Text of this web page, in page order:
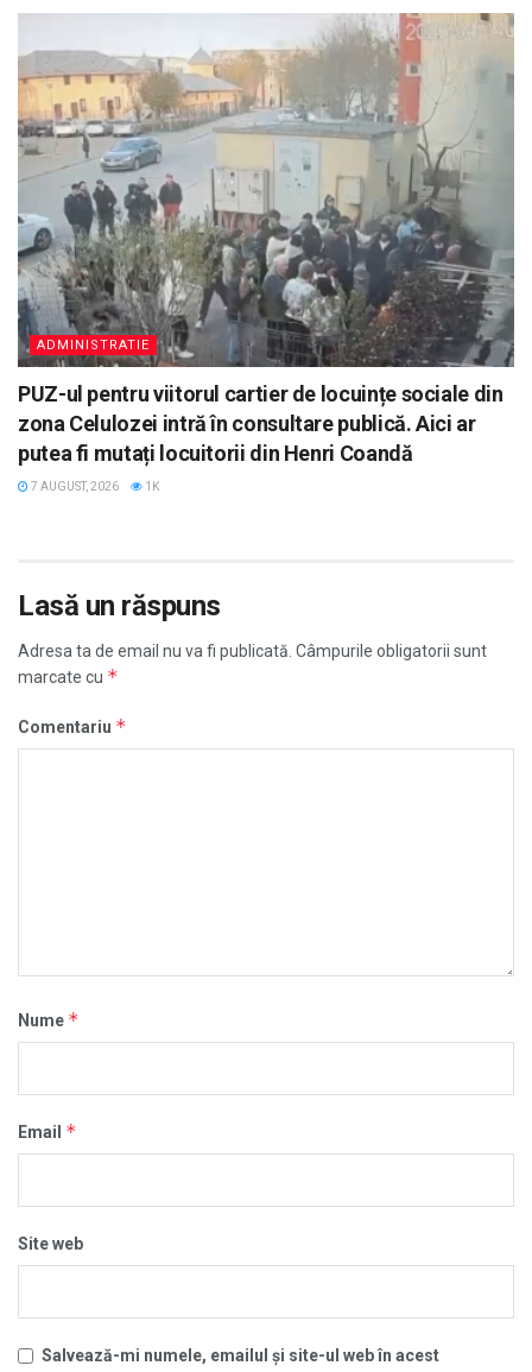
ADMINISTRATIE
PUZ-ul pentru viitorul cartier de locuințe sociale din
zona Celulozei intră în consultare publică. Aici ar
putea fi mutați locuitorii din Henri Coandă
7 AUGUST, 2026 1K
Lasă un răspuns
Adresa ta de email nu va fi publicată. Câmpurile obligatorii sunt
marcate cu *
Comentariu *
Nume *
Email *
Site web
Salvează-mi numele, emailul și site-ul web în acest